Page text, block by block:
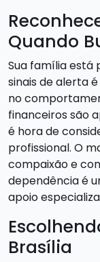
Quando
Sua família está
sinais de alerta
no
financeiros são
é hora de
profissional. O
compaixão e
dependência é
apoio
Brasília